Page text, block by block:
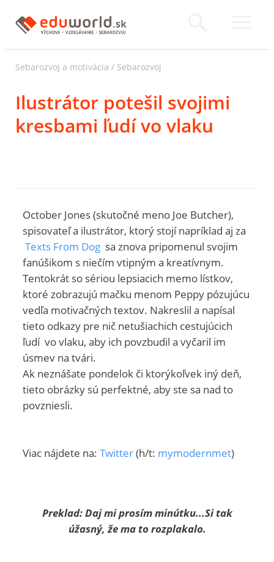
Sebarozvoj a motivácia / Sebarozvoj
Ilustrátor potešil svojimi
kresbami ľudí vo vlaku
October Jones (skutočné meno Joe Butcher),
spisovateľ a ilustrátor, ktorý stojí napríklad aj za
Texts From Dog sa znova pripomenul svojim
fanúšikom s niečím vtipným a kreatívnym.
Tentokrát so sériou lepsiacich memo lístkov,
ktoré zobrazujú mačku menom Peppy pózujúcu
vedľa motivačných textov. Nakreslil a napísal
tieto odkazy pre nič netušiachich cestujúcich
ľudí vo vlaku, aby ich povzbudil a vyčaril im
úsmev na tvári.
Ak neznášate pondelok či ktorýkoľvek iný deň,
tieto obrázky sú perfektné, aby ste sa nad to
povzniesli.
Viac nájdete na: Twitter(h/t: mymodernmet)
Preklad: Daj mi prosím minútku...Si tak
úžasný, že ma to rozplakalo.